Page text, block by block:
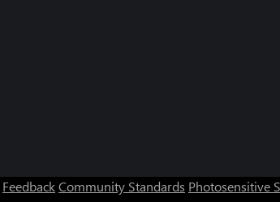
FeedbackCommunity Standards Photosensitive